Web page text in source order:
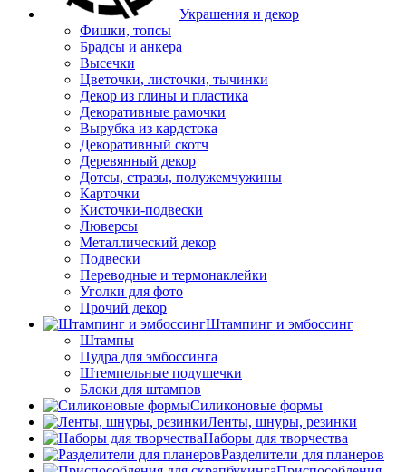
Украшения и декор
Фишки, топсы
Брадсы и анкера
Высечки
Цветочки, листочки, тычинки
Декор из глины и пластика
Декоративные рамочки
Вырубка из кардстока
Декоративный скотч
Деревянный декор
Дотсы, стразы, полужемчужины
Карточки
Кисточки-подвески
Люверсы
Металлический декор
Подвески
Переводные и термонаклейки
Уголки для фото
Прочий декор
Штампинг и эмбоссинг
Штампы
Пудра для эмбоссинга
Штемпельные подушечки
Блоки для штампов
Силиконовые формы
Ленты, шнуры, резинки
Наборы для творчества
Разделители для планеров